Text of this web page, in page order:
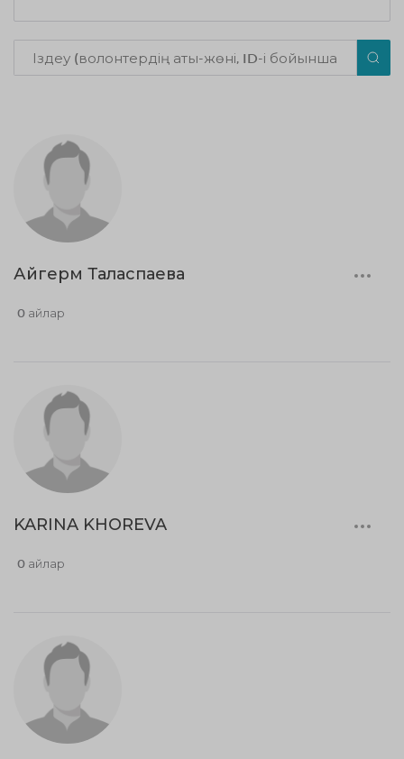
Айгерм Таласпаева
0 айлар
KARINA KHOREVA
0 айлар